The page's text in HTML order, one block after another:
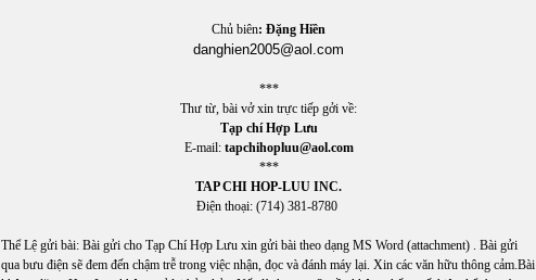
Chủ biên: Đặng Hiền
danghien2005@aol.com
***
Thư từ, bài vở xin trực tiếp gởi về:
Tạp chí Hợp Lưu
E-mail: tapchihopluu@aol.com
***
TAP CHI HOP-LUU INC.
Điện thoại: (714) 381-8780
Thể Lệ gửi bài: Bài gửi cho Tạp Chí Hợp Lưu xin gửi bài theo dạng MS Word (attachment) . Bài gửi
qua bưu điện sẽ đem đến chậm trễ trong việc nhận, đọc và đánh máy lại. Xin các văn hữu thông cảm.Bài